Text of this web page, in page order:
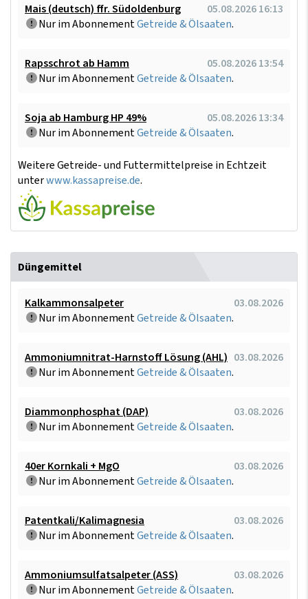
Mais (deutsch) ffr. Südoldenburg
05.08.2026 16:13
Nur im AbonnementGetreide & Ölsaaten.
Rapsschrot ab Hamm
05.08.2026 13:54
Nur im AbonnementGetreide & Ölsaaten.
Soja ab Hamburg HP 49%
05.08.2026 13:34
Nur im AbonnementGetreide & Ölsaaten.
Weitere Getreide- und Futtermittelpreise in Echtzeit
unterwww.kassapreise.de.
Düngemittel
Kalkammonsalpeter
03.08.2026
Nur im AbonnementGetreide & Ölsaaten.
Ammoniumnitrat-Harnstoff Lösung (AHL) 03.08.2026
Nur im AbonnementGetreide & Ölsaaten.
Diammonphosphat (DAP)
03.08.2026
Nur im AbonnementGetreide & Ölsaaten.
40er Kornkali + MgO
03.08.2026
Nur im AbonnementGetreide & Ölsaaten.
Patentkali/Kalimagnesia
03.08.2026
Nur im AbonnementGetreide & Ölsaaten.
Ammoniumsulfatsalpeter (ASS)
03.08.2026
Nur im AbonnementGetreide & Ölsaaten.